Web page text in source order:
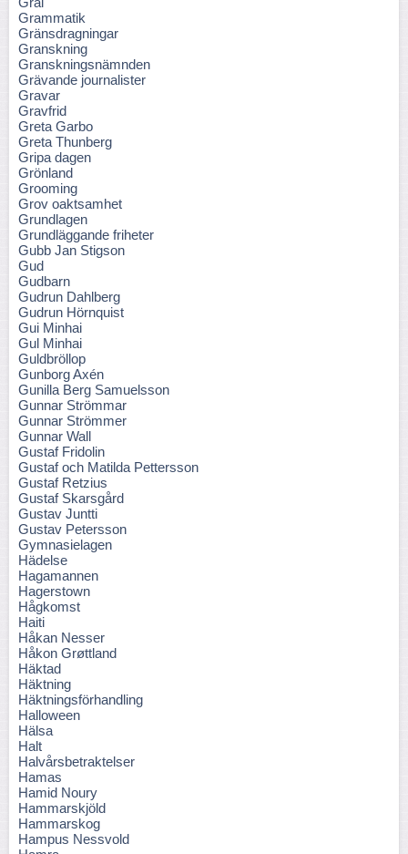
Grammatik
Gränsdragningar
Granskning
Granskningsnämnden
Grävande journalister
Gravar
Gravfrid
Greta Garbo
Greta Thunberg
Gripa dagen
Grönland
Grooming
Grov oaktsamhet
Grundlagen
Grundläggande friheter
Gubb Jan Stigson
Gud
Gudbarn
Gudrun Dahlberg
Gudrun Hörnquist
Gui Minhai
Gul Minhai
Guldbröllop
Gunborg Axén
Gunilla Berg Samuelsson
Gunnar Strömmar
Gunnar Strömmer
Gunnar Wall
Gustaf Fridolin
Gustaf och Matilda Pettersson
Gustaf Retzius
Gustaf Skarsgård
Gustav Juntti
Gustav Petersson
Gymnasielagen
Hädelse
Hagamannen
Hagerstown
Hågkomst
Haiti
Håkan Nesser
Håkon Grøttland
Häktad
Häktning
Häktningsförhandling
Halloween
Hälsa
Halt
Halvårsbetraktelser
Hamas
Hamid Noury
Hammarskjöld
Hammarskog
Hampus Nessvold